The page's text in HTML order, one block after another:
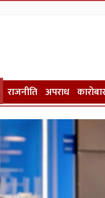
राजनीति अपराध